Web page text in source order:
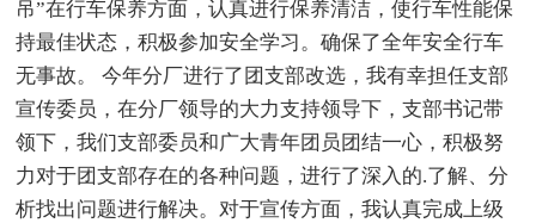
吊”在行车保养方面，认真进行保养清洁，使行车性能保
持最佳状态，积极参加安全学习。确保了全年安全行车
无事故。 今年分厂进行了团支部改选，我有幸担任支部
宣传委员，在分厂领导的大力支持领导下，支部书记带
领下，我们支部委员和广大青年团员团结一心，积极努
力对于团支部存在的各种问题，进行了深入的.了解、分
析找出问题进行解决。对于宣传方面，我认真完成上级